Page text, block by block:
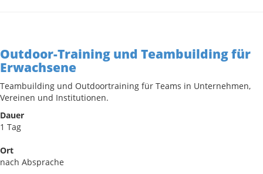
Outdoor-Training und Teambuilding für
Erwachsene
Teambuilding und Outdoortraining für Teams in Unternehmen,
Vereinen und Institutionen.
Dauer
1 Tag
Ort
nach Absprache